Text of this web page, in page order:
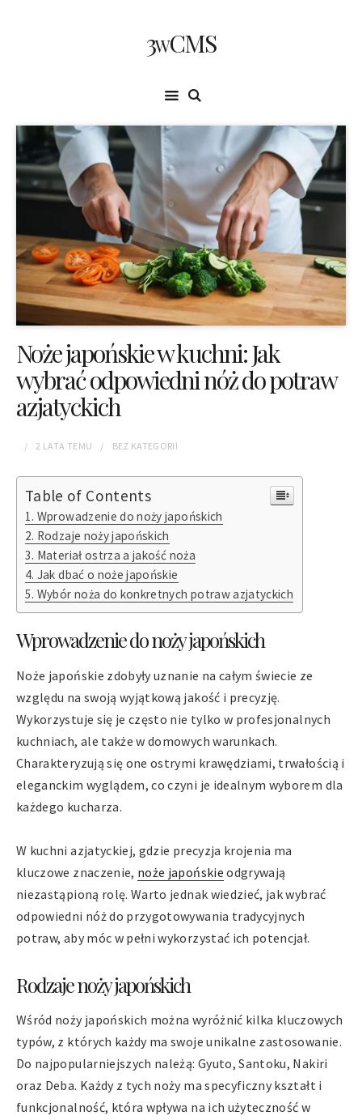
3wCMS
Noże japońskie w kuchni: Jak
wybrać odpowiedni nóż do potraw
azjatyckich
2 LATA TEMU BEZ KATEGORII
Table of Contents
Wprowadzenie do noży japońskich
Rodzaje noży japońskich
Materiał ostrza a jakość noża
Jak dbać o noże japońskie
Wybór noża do konkretnych potraw azjatyckich
Wprowadzenie do noży japońskich
Noże japońskie zdobyły uznanie na całym świecie ze
względu na swoją wyjątkową jakość i precyzję.
Wykorzystuje się je często nie tylko w profesjonalnych
kuchniach, ale także w domowych warunkach.
Charakteryzują się one ostrymi krawędziami, trwałością i
eleganckim wyglądem, co czyni je idealnym wyborem dla
każdego kucharza.
W kuchni azjatyckiej, gdzie precyzja krojenia ma
kluczowe znaczenie, noże japońskie odgrywają
niezastąpioną rolę. Warto jednak wiedzieć, jak wybrać
odpowiedni nóż do przygotowywania tradycyjnych
potraw, aby móc w pełni wykorzystać ich potencjał.
Rodzaje noży japońskich
Wśród noży japońskich można wyróżnić kilka kluczowych
typów, z których każdy ma swoje unikalne zastosowanie.
Do najpopularniejszych należą: Gyuto, Santoku, Nakiri
oraz Deba. Każdy z tych noży ma specyficzny kształt i
funkcjonalność, która wpływa na ich użyteczność w